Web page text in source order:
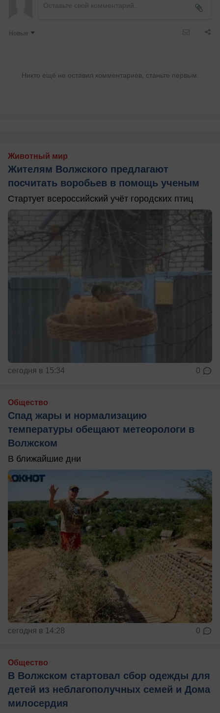
Новые
Никто ещё не оставил комментариев, станьте первым.
Животный мир
Жителям Волжского предлагают
посчитать воробьев в помощь ученым
Стартует всероссийский учёт городских птиц
сегодня в 15:34 0
Общество
Спад жары и нормализацию
температуры обещают метеорологи в
Волжском
В ближайшие дни
сегодня в 14:28 0
Общество
В Волжском стартовал сбор одежды для
детей из неблагополучных семей и Дома
милосердия